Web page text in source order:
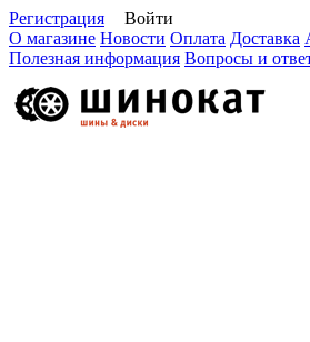
Регистрация
Войти
О магазине Новости Оплата Доставка
Полезная информация Вопросы и